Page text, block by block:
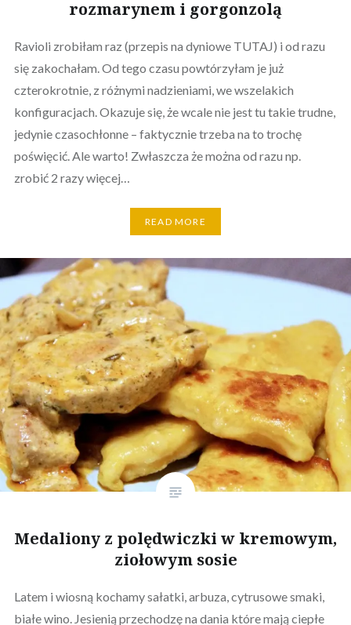
rozmarynem i gorgonzolą
Ravioli zrobiłam raz (przepis na dyniowe TUTAJ) i od razu
się zakochałam. Od tego czasu powtórzyłam je już
czterokrotnie, z różnymi nadzieniami, we wszelakich
konfiguracjach. Okazuje się, że wcale nie jest tu takie trudne,
jedynie czasochłonne – faktycznie trzeba na to trochę
poświęcić. Ale warto! Zwłaszcza że można od razu np.
zrobić 2 razy więcej…
READ MORE
Medaliony z polędwiczki w kremowym,
ziołowym sosie
Latem i wiosną kochamy sałatki, arbuza, cytrusowe smaki,
białe wino. Jesienią przechodzę na dania które mają ciepłe